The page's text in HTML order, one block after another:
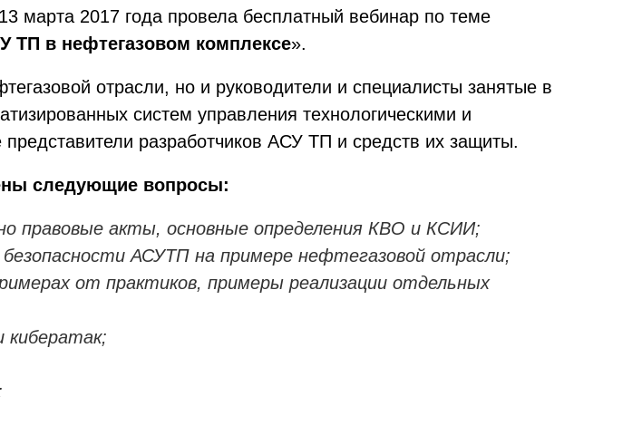
марта 2017 года провела бесплатный вебинар по теме
ТП в нефтегазовом комплексе».
отрасли, но и руководители и специалисты занятые в
систем управления технологическими и
разработчиков АСУ ТП и средств их защиты.
следующие вопросы:
правовые акты, основные определения КВО и КСИИ;
АСУТП на примере нефтегазовой отрасли;
от практиков, примеры реализации отдельных
кибератак;